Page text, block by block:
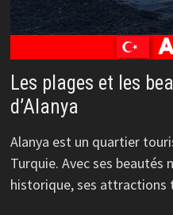
Les plages et les
d’Alanya
Alanya est un quartier
Turquie. Avec ses beautés
historique, ses